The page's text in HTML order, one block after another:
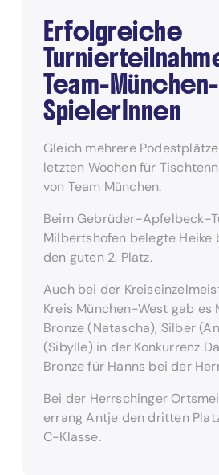
Erfolgreiche
Team-München-
SpielerInnen
Gleich mehrere
letzten Wochen für
von Team München.
Beim Gebrüder-Apfelbeck-
Milbertshofen belegte Heike
den guten 2. Platz.
Auch bei der
Kreis München-West gab es
Bronze (Natascha), Silber
(Sibylle) in der Konkurrenz
Bronze für Hanns bei der
Bei der Herrschinger
errang Antje den dritten
C-Klasse.